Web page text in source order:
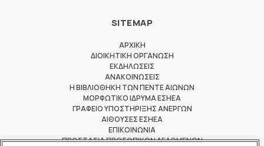
SITEMAP
ΑΡΧΙΚΗ
ΔΙΟΙΚΗΤΙΚΗ ΟΡΓΑΝΩΣΗ
ΕΚΔΗΛΩΣΕΙΣ
ΑΝΑΚΟΙΝΩΣΕΙΣ
Η ΒΙΒΛΙΟΘΗΚΗ ΤΩΝ ΠΕΝΤΕ ΑΙΩΝΩΝ
ΜΟΡΦΩΤΙΚΟ ΙΔΡΥΜΑ ΕΣΗΕΑ
ΓΡΑΦΕΙΟ ΥΠΟΣΤΗΡΙΞΗΣ ΑΝΕΡΓΩΝ
ΑΙΘΟΥΣΕΣ ΕΣΗΕΑ
ΕΠΙΚΟΙΝΩΝΙΑ
ΠΡΟΣΤΑΣΙΑ ΠΡΟΣΩΠΙΚΩΝ ΔΕΔΟΜΕΝΩΝ